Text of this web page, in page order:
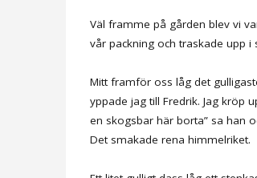
Väl framme på gården blev vi
vår packning och traskade upp
Mitt framför oss låg det
yppade jag till Fredrik. Jag kröp
en skogsbar här borta” sa han
Det smakade rena himmelriket.